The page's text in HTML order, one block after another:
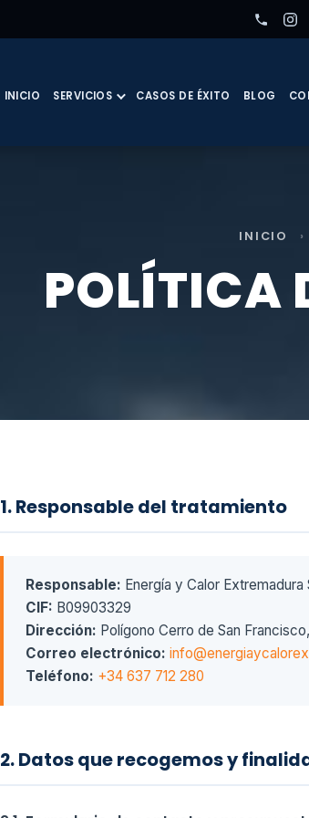
INICIO SERVICIOS CASOS DE ÉXITO BLOG
INICIO ›
POLÍTICA
1. Responsable del tratamiento
Responsable: Energía y Calor Extremadura
CIF: B09903329
Dirección: Polígono Cerro de San
Correo electrónico:
Teléfono: +34 637 712 280
2. Datos que recogemos y